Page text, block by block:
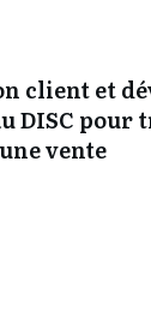
client et
DISC pour
vente